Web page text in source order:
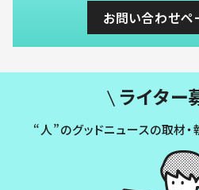
お問い合わせペ
ライター
“人”のグッドニュースの取材